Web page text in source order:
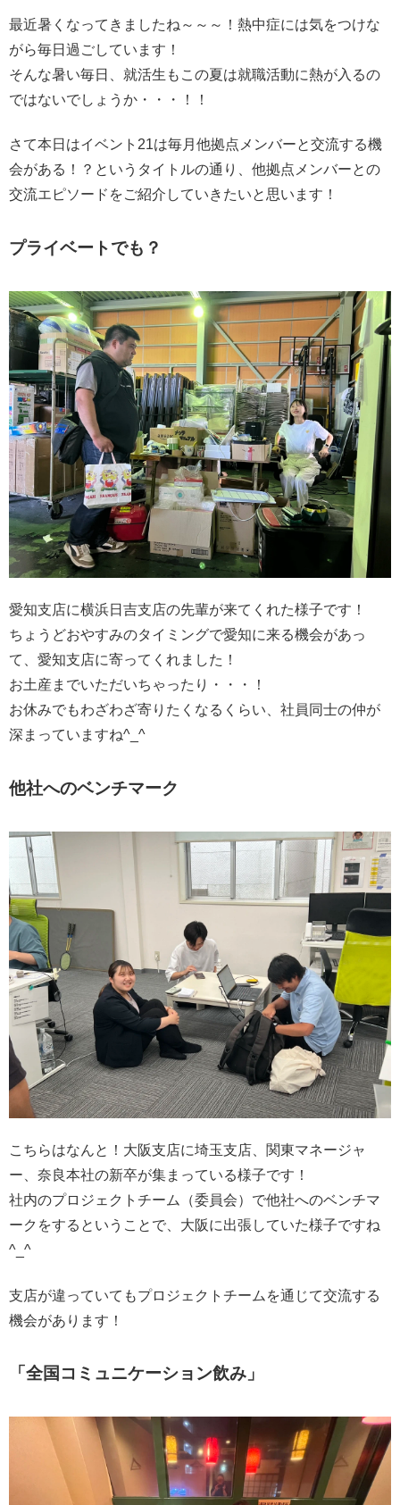
最近暑くなってきましたね～～～！熱中症には気をつけな
がら毎日過ごしています！
そんな暑い毎日、就活生もこの夏は就職活動に熱が入るの
ではないでしょうか・・・！！
さて本日はイベント21は毎月他拠点メンバーと交流する機
会がある！？というタイトルの通り、他拠点メンバーとの
交流エピソードをご紹介していきたいと思います！
プライベートでも？
愛知支店に横浜日吉支店の先輩が来てくれた様子です！
ちょうどおやすみのタイミングで愛知に来る機会があっ
て、愛知支店に寄ってくれました！
お土産までいただいちゃったり・・・！
お休みでもわざわざ寄りたくなるくらい、社員同士の仲が
深まっていますね^_^
他社へのベンチマーク
こちらはなんと！大阪支店に埼玉支店、関東マネージャ
ー、奈良本社の新卒が集まっている様子です！
社内のプロジェクトチーム（委員会）で他社へのベンチマ
ークをするということで、大阪に出張していた様子ですね
^_^
支店が違っていてもプロジェクトチームを通じて交流する
機会があります！
「全国コミュニケーション飲み」